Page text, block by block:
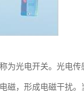
光电开关。光电
磁，形成电磁干扰